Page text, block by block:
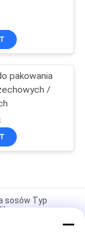
pakowania
/
sosów Typ
z tworzyw